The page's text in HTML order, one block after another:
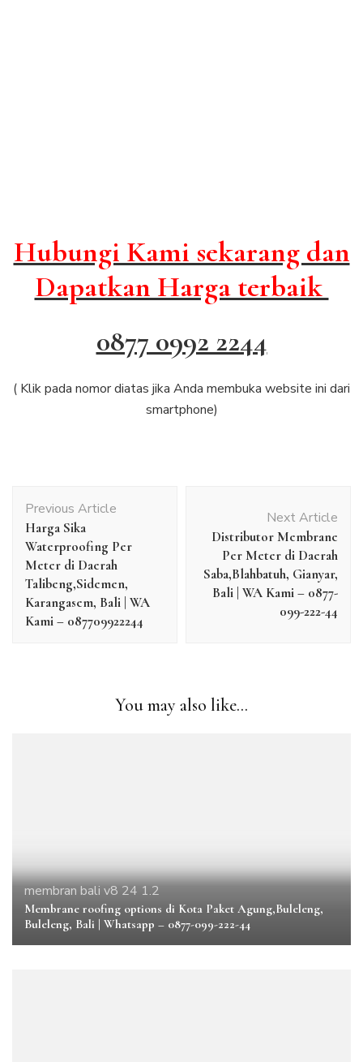
Hubungi Kami sekarang dan
Dapatkan Harga terbaik
0877 0992 2244
( Klik pada nomor diatas jika Anda membuka website ini dari
smartphone)
Navigation
Previous Article
Harga Sika
Waterproofing Per
Meter di Daerah
Talibeng,Sidemen,
Karangasem, Bali | WA
Kami – 087709922244
Next Article
Distributor Membrane
Per Meter di Daerah
Saba,Blahbatuh, Gianyar,
Bali | WA Kami – 0877-
099-222-44
You may also like...
membran bali v8 24 1.2
Membrane roofing options di Kota Paket Agung,Buleleng,
Buleleng, Bali | Whatsapp – 0877-099-222-44